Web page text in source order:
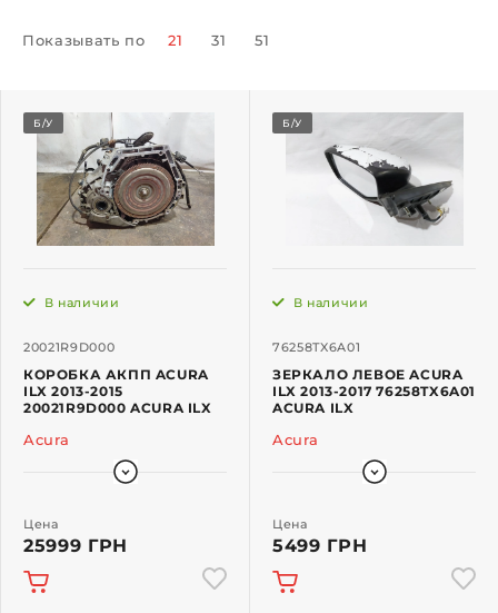
Показывать по 21 31 51
Б/У
20021R9D000
В наличии
КОРОБКА АКПП ACURA
ILX 2013-2015
20021R9D000 ACURA ILX
Acura
Цена
25999 ГРН
Б/У
76258TX6A01
В наличии
ЗЕРКАЛО ЛЕВОЕ ACURA
ILX 2013-2017 76258TX6A01
ACURA ILX
Acura
Цена
5499 ГРН